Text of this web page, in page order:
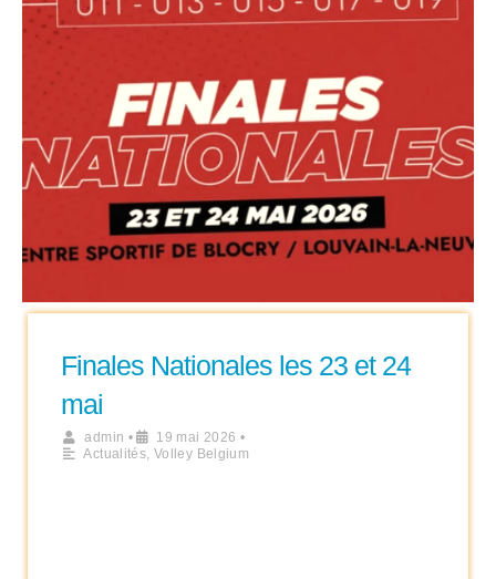
Finales Nationales les 23 et 24
mai
admin • 19 mai 2026 •
Actualités, Volley Belgium